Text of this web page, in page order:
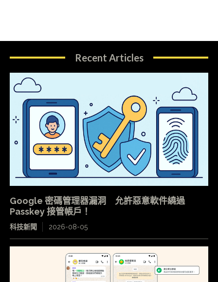
Recent Articles
Google 密碼管理器漏洞 允許惡意軟件繞過
Passkey 接管帳戶！
科技新聞 2026-08-05